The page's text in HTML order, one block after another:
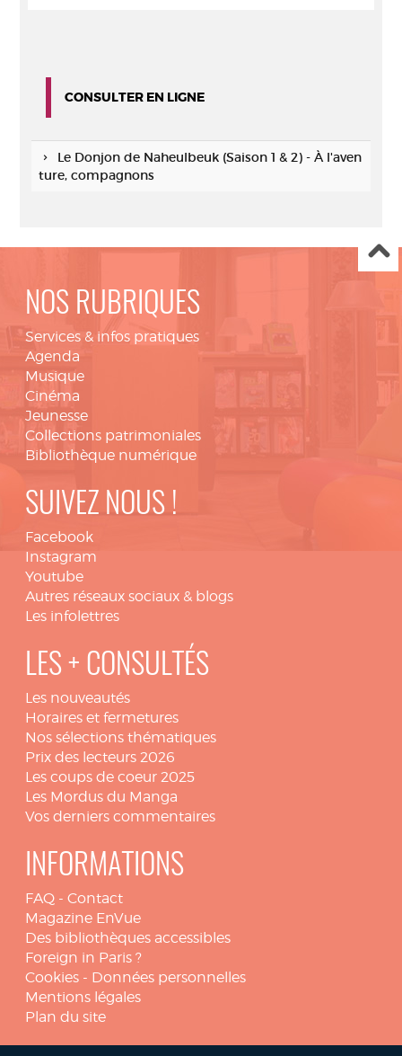
CONSULTER EN LIGNE
Le Donjon de Naheulbeuk (Saison 1 & 2) - À l'aven
ture, compagnons
NOS RUBRIQUES
Services & infos pratiques
Agenda
Musique
Cinéma
Jeunesse
Collections patrimoniales
Bibliothèque numérique
SUIVEZ NOUS !
Facebook
Instagram
Youtube
Autres réseaux sociaux & blogs
Les infolettres
LES + CONSULTÉS
Les nouveautés
Horaires et fermetures
Nos sélections thématiques
Prix des lecteurs 2026
Les coups de coeur 2025
Les Mordus du Manga
Vos derniers commentaires
INFORMATIONS
FAQ - Contact
Magazine EnVue
Des bibliothèques accessibles
Foreign in Paris ?
Cookies - Données personnelles
Mentions légales
Plan du site